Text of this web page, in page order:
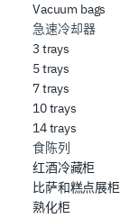
Vacuum bags
急速冷却器
3 trays
5 trays
7 trays
10 trays
14 trays
食陈列
红酒冷藏柜
比萨和糕点展柜
熟化柜